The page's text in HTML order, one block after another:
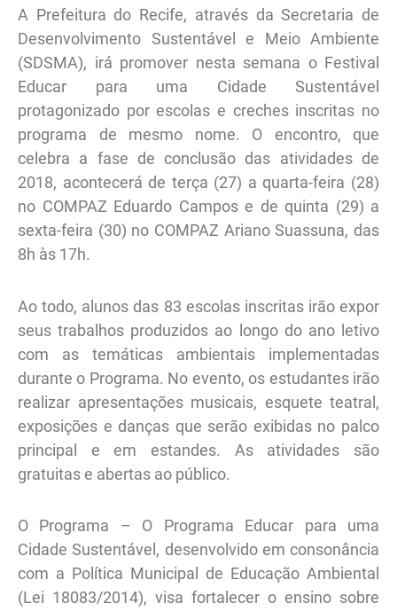
A Prefeitura do Recife, através da Secretaria de
Desenvolvimento Sustentável e Meio Ambiente
(SDSMA), irá promover nesta semana o Festival
Educar para uma Cidade Sustentável
protagonizado por escolas e creches inscritas no
programa de mesmo nome. O encontro, que
celebra a fase de conclusão das atividades de
2018, acontecerá de terça (27) a quarta-feira (28)
no COMPAZ Eduardo Campos e de quinta (29) a
sexta-feira (30) no COMPAZ Ariano Suassuna, das
8h às 17h.
Ao todo, alunos das 83 escolas inscritas irão expor
seus trabalhos produzidos ao longo do ano letivo
com as temáticas ambientais implementadas
durante o Programa. No evento, os estudantes irão
realizar apresentações musicais, esquete teatral,
exposições e danças que serão exibidas no palco
principal e em estandes. As atividades são
gratuitas e abertas ao público.
O Programa – O Programa Educar para uma
Cidade Sustentável, desenvolvido em consonância
com a Política Municipal de Educação Ambiental
(Lei 18083/2014), visa fortalecer o ensino sobre